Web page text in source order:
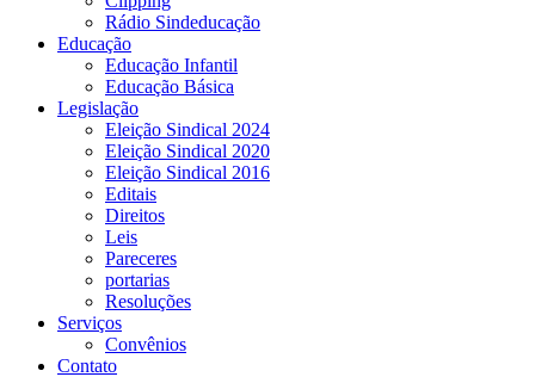
Rádio Sindeducação
Educação
Educação Infantil
Educação Básica
Legislação
Eleição Sindical 2024
Eleição Sindical 2020
Eleição Sindical 2016
Editais
Direitos
Leis
Pareceres
portarias
Resoluções
Serviços
Convênios
Contato